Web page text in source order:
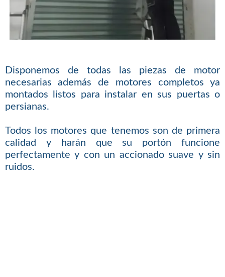
Disponemos de todas las piezas de motor
necesarias además de motores completos ya
montados listos para instalar en sus puertas o
persianas.
Todos los motores que tenemos son de primera
calidad y harán que su portón funcione
perfectamente y con un accionado suave y sin
ruidos.